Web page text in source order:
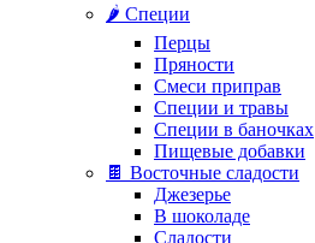
🌶️ Специи
Перцы
Пряности
Смеси приправ
Специи и травы
Специи в баночках
Пищевые добавки
🍫 Восточные сладости
Джезерье
В шоколаде
Сладости